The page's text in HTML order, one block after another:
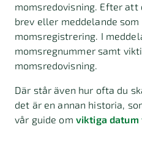
momsredovisning. Efter
brev eller meddelande
momsregistrering. I
momsregnummer samt
momsredovisning.
Där står även hur ofta du
det är en annan historia,
vår guide om viktiga datum